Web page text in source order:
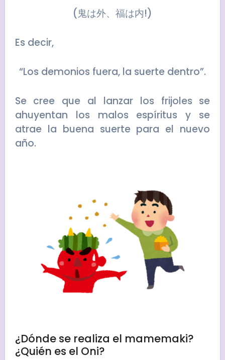
(鬼は外、福は内!)
Es decir,
“Los demonios fuera, la suerte dentro”.
Se cree que al lanzar los frijoles se
ahuyentan los malos espíritus y se
atrae la buena suerte para el nuevo
año.
¿Dónde se realiza el mamemaki?
¿Quién es el Oni?